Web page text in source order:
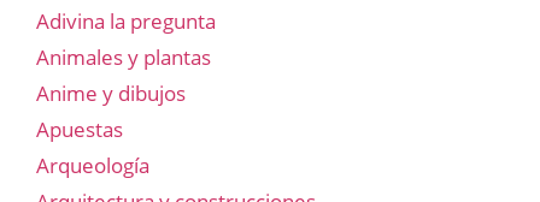
Adivina la pregunta
Animales y plantas
Anime y dibujos
Apuestas
Arqueología